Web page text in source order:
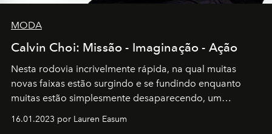
MODA
Calvin Choi: Missão - Imaginação - Ação
Nesta rodovia incrivelmente rápida, na qual muitas
novas faixas estão surgindo e se fundindo enquanto
muitas estão simplesmente desaparecendo, um
transportador AMTD abrindo caminho para muitos
16.01.2023 por Lauren Easum